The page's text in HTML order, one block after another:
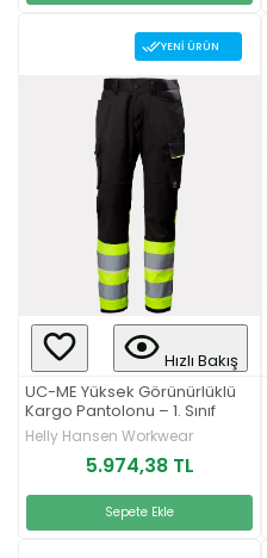
YENI ÜRÜN
Hızlı Bakış
UC-ME Yüksek Görünürlüklü
Kargo Pantolonu – 1. Sınıf
Helly Hansen Workwear
5.974,38 TL
Sepete Ekle